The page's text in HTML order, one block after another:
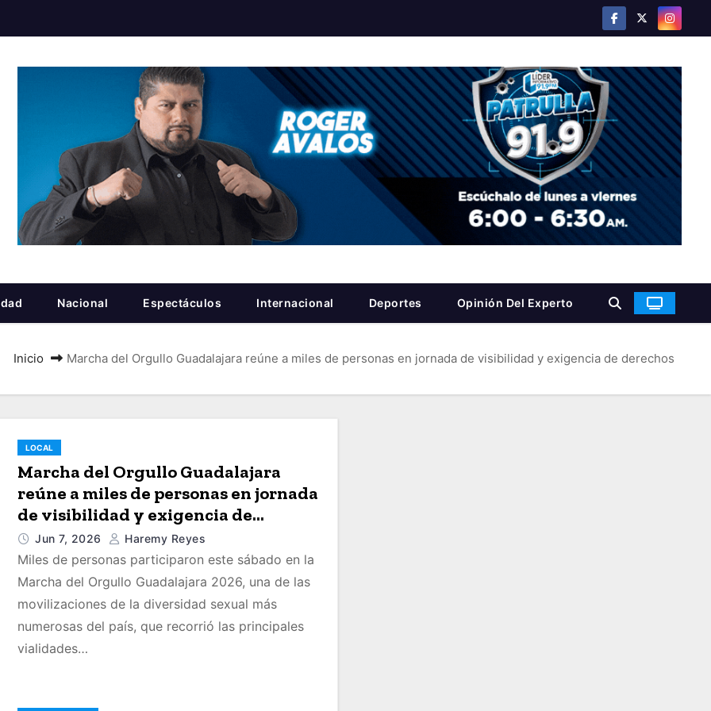
Nacional Espectáculos Internacional Deportes Opinión Del Experto
Inicio Marcha del Orgullo Guadalajara reúne a miles de personas en jornada de visibilidad y exigencia de derechos
LOCAL
Marcha del Orgullo Guadalajara
reúne a miles de personas en jornada
de visibilidad y exigencia de
derechos
Jun 7, 2026 Haremy Reyes
Miles de personas participaron este sábado en la
Marcha del Orgullo Guadalajara 2026, una de las
movilizaciones de la diversidad sexual más
numerosas del país, que recorrió las principales
vialidades…